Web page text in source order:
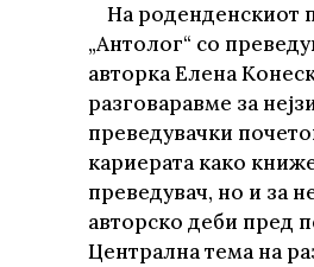
На роденденскиот
„Антолог“ со
авторка Елена
разговаравме за
преведувачки
кариерата како
преведувач, но и за
авторско деби пред
Централна тема на